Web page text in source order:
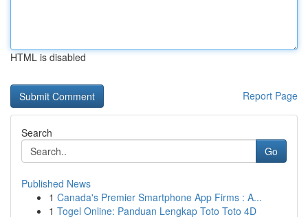
HTML is disabled
Report Page
Search
Go
Published News
1 Canada's Premier Smartphone App Firms : A...
1 Togel Online: Panduan Lengkap Toto Toto 4D